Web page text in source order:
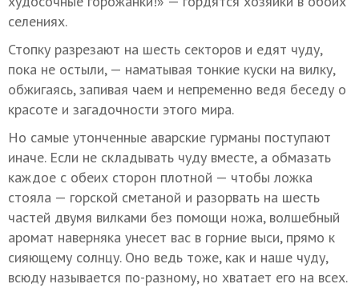
селениях.
Стопку разрезают на шесть секторов и едят чуду,
пока не остыли, — наматывая тонкие куски на вилку,
обжигаясь, запивая чаем и непременно ведя беседу о
красоте и загадочности этого мира.
Но самые утонченные аварские гурманы поступают
иначе. Если не складывать чуду вместе, а обмазать
каждое с обеих сторон плотной — чтобы ложка
стояла — горской сметаной и разорвать на шесть
частей двумя вилками без помощи ножа, волшебный
аромат наверняка унесет вас в горние выси, прямо к
сияющему солнцу. Оно ведь тоже, как и наше чуду,
всюду называется по-разному, но хватает его на всех.